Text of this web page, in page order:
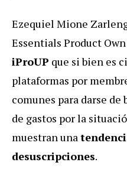
Ezequiel Mione
Essentials Product
iProUP que si bien es
plataformas por
comunes para darse de
de gastos por la
muestran una
desuscripciones.